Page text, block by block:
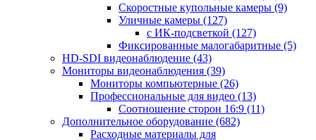
Скоростные купольные камеры (9)
Уличные камеры (127)
с ИК-подсветкой (127)
Фиксированные малогабаритные (5)
HD-SDI видеонаблюдение (43)
Мониторы видеонаблюдения (39)
Мониторы компьютерные (26)
Профессиональные для видео (13)
Соотношение сторон 16:9 (11)
Дополнительное оборудование (682)
Расходные материалы для